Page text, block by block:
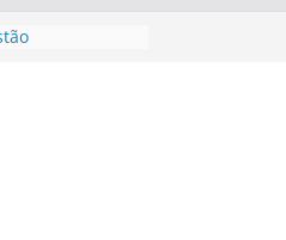
em Porto
de transfer,
de alto padrão
–
o segundo